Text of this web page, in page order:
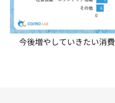
今後増やしていきたい